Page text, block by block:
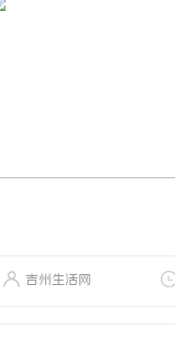
吉州生活网